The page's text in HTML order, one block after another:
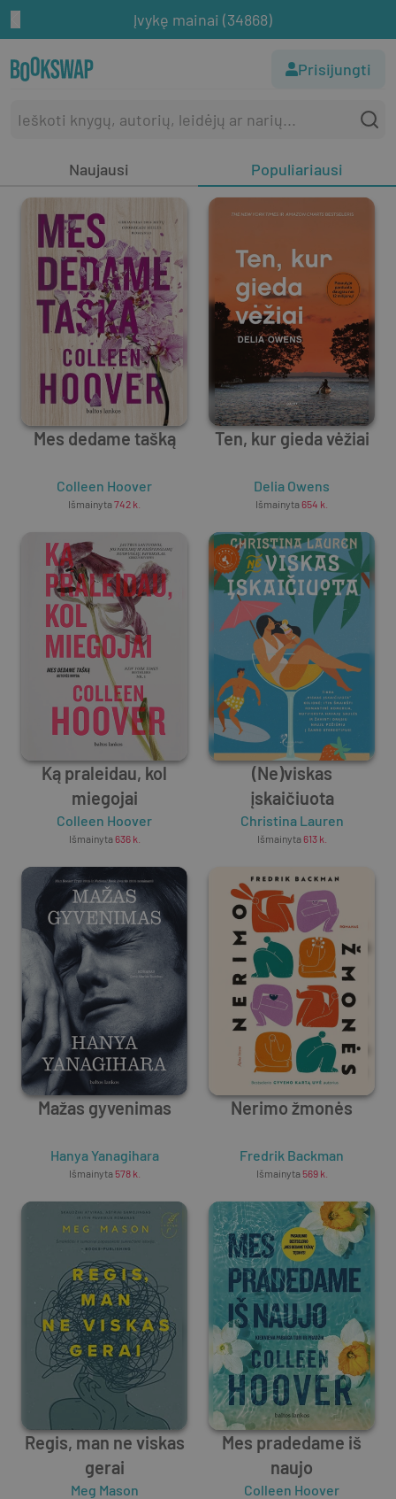
Įvykę mainai (34868)
Prisijungti
Naujausi Populiariausi
Mes dedame tašką
Colleen Hoover
Išmainyta742 k.
Ten, kur gieda vėžiai
Delia Owens
Išmainyta654 k.
Ką praleidau, kol
miegojai
Colleen Hoover
Išmainyta636k.
(Ne)viskas
įskaičiuota
Christina Lauren
Išmainyta613k.
Mažas gyvenimas
Hanya Yanagihara
Išmainyta578k.
Nerimo žmonės
Fredrik Backman
Išmainyta569k.
Regis, man ne viskas
gerai
Meg Mason
Mes pradedame iš
naujo
Colleen Hoover